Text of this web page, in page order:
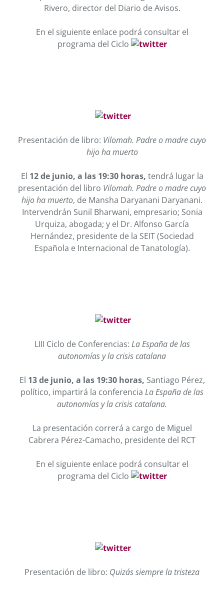
Rivero, director del Diario de Avisos.
En el siguiente enlace podrá consultar el
programa del Ciclo
Presentación de libro: Vilomah. Padre o madre cuyo
hijo ha muerto
El 12 de junio, a las 19:30 horas, tendrá lugar la
presentación del libro Vilomah. Padre o madre cuyo
hijo ha muerto, de Mansha Daryanani Daryanani.
Intervendrán Sunil Bharwani, empresario; Sonia
Urquiza, abogada; y el Dr. Alfonso García
Hernández, presidente de la SEIT (Sociedad
Española e Internacional de Tanatología).
LIII Ciclo de Conferencias: La España de las
autonomías y la crisis catalana
El 13 de junio, a las 19:30 horas, Santiago Pérez,
político, impartirá la conferencia La España de las
autonomías y la crisis catalana.
La presentación correrá a cargo de Miguel
Cabrera Pérez-Camacho, presidente del RCT
En el siguiente enlace podrá consultar el
programa del Ciclo
Presentación de libro: Quizás siempre la tristeza